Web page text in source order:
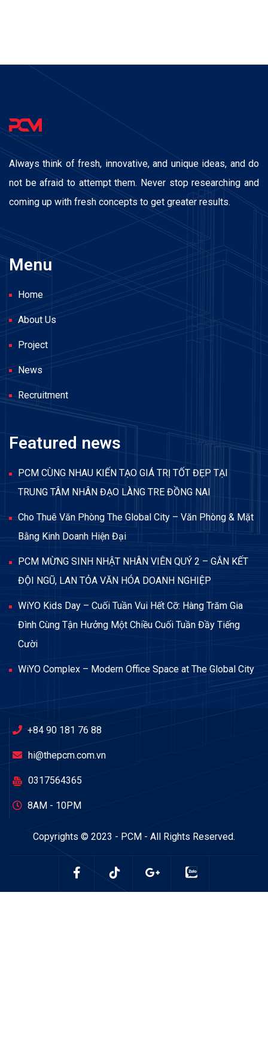
Always think of fresh, innovative, and unique ideas, and do
not be afraid to attempt them. Never stop researching and
coming up with fresh concepts to get greater results.
Menu
Home
About Us
Project
News
Recruitment
Featured news
PCM CÙNG NHAU KIẾN TẠO GIÁ TRỊ TỐT ĐẸP TẠI
TRUNG TÂM NHÂN ĐẠO LÀNG TRE ĐỒNG NAI
Cho Thuê Văn Phòng The Global City – Văn Phòng & Mặt
Bằng Kinh Doanh Hiện Đại
PCM MỪNG SINH NHẬT NHÂN VIÊN QUÝ 2 – GẮN KẾT
ĐỘI NGŨ, LAN TỎA VĂN HÓA DOANH NGHIỆP
WiYO Kids Day – Cuối Tuần Vui Hết Cỡ: Hàng Trăm Gia
Đình Cùng Tận Hưởng Một Chiều Cuối Tuần Đầy Tiếng
Cười
WiYO Complex – Modern Office Space at The Global City
+84 90 181 76 88
hi@thepcm.com.vn
0317564365
8AM - 10PM
Copyrights © 2023 - PCM - All Rights Reserved.